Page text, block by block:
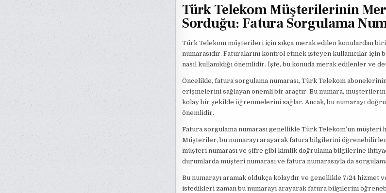
Türk Telekom Müşterilerinin
Sorduğu: Fatura Sorgulama
Türk Telekom müşterileri için sıkça merak edilen konulardan
numarasıdır. Faturalarını kontrol etmek isteyen kullanıcılar için
nasıl kullanıldığı önemlidir. İşte, bu konuda merak edilenler ve
Öncelikle, fatura sorgulama numarası, Türk Telekom
erişmelerini sağlayan önemli bir araçtır. Bu numara,
kolay bir şekilde öğrenmelerini sağlar. Ancak, bu numarayı
önemlidir.
Fatura sorgulama numarası genellikle Türk Telekom’un müşteri
Müşteriler, bu numarayı arayarak fatura bilgilerini
müşteri numarası ve şifre gibi kimlik doğrulama bilgilerine
durumlarda müşteri numarası ve fatura numarasıyla da
Bu numarayı aramak oldukça kolaydır ve genellikle 7/24 hizmet
istedikleri zaman bu numarayı arayarak fatura bilgilerini